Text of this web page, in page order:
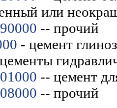
или
-- прочий
- цемент
-- цемент
-- прочий